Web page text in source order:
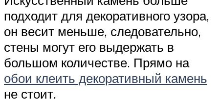
подходит для декоративного узора,
он весит меньше, следовательно,
стены могут его выдержать в
большом количестве. Прямо на
обои клеить декоративный камень
не стоит.